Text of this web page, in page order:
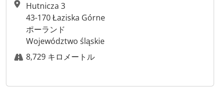
Hutnicza 3
43-170 Łaziska Górne
ポーランド
Województwo śląskie
8,729 キロメートル